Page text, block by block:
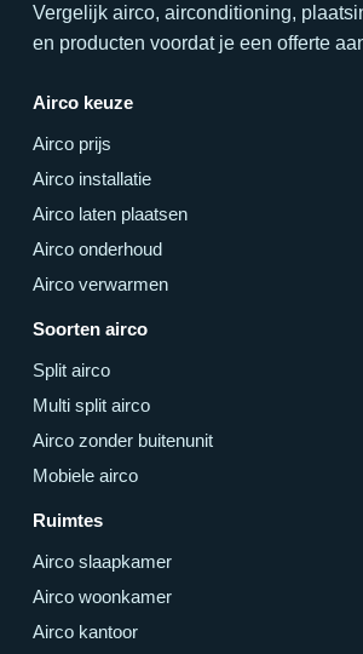
Vergelijk airco, airconditioning,
en producten voordat je een offerte
Airco keuze
Airco prijs
Airco installatie
Airco laten plaatsen
Airco onderhoud
Airco verwarmen
Soorten airco
Split airco
Multi split airco
Airco zonder buitenunit
Mobiele airco
Ruimtes
Airco slaapkamer
Airco woonkamer
Airco kantoor